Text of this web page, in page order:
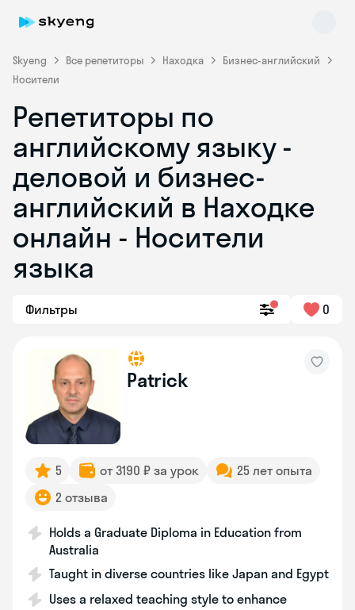
Skyeng Все репетиторы Находка
Бизнес-английский
Носители
Репетиторы по
английскому языку -
деловой и бизнес-
английский в Находке
онлайн - Носители
языка
Фильтры 0
Patrick
5 от 3190 ₽ за урок
25 лет опыта
2 отзыва
Holds a Graduate Diploma in Education from
Australia
Taught in diverse countries like Japan and Egypt
Uses a relaxed teaching style to enhance
Skyeng Chat